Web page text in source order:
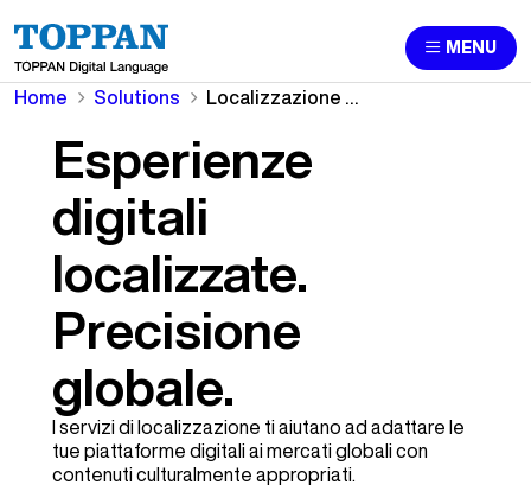
MENU
Home Solutions Localizzazione di app e siti Web
Esperienze
digitali
localizzate.
Precisione
globale.
I servizi di localizzazione ti aiutano ad adattare le
tue piattaforme digitali ai mercati globali con
contenuti culturalmente appropriati.